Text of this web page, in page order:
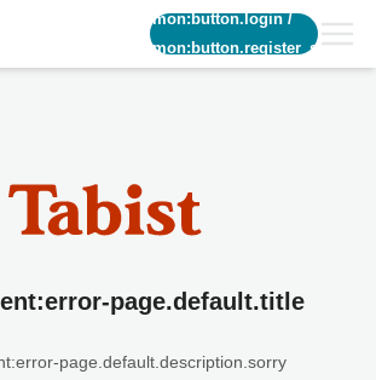
common:button.login/
common:button.register_short
page.default.title
page.default.description.sorry